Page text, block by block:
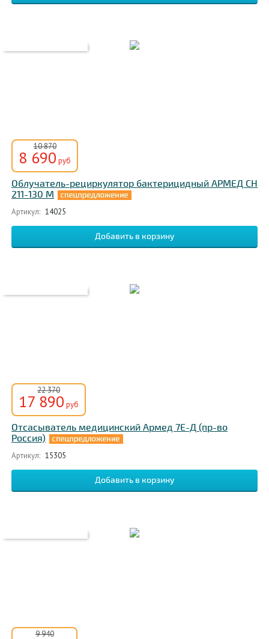
10 870
8 690 руб
Облучатель-рециркулятор бактерицидный АРМЕД СН
211-130 М
Артикул: 14025
22 370
17 890 руб
Отсасыватель медицинский Армед 7Е-Д (пр-во
Россия)
Артикул: 15305
9 940